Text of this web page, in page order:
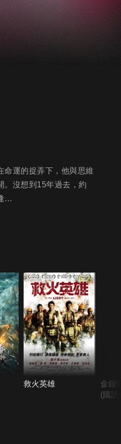
命運的捉弄下，他與思維
。沒想到15年過去，約
…
6.2
救火英雄
金錢
(國語)